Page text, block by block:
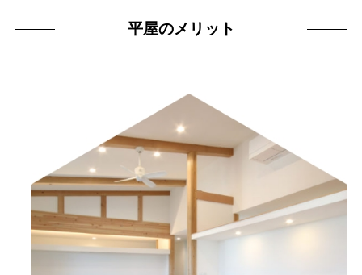
平屋のメリット